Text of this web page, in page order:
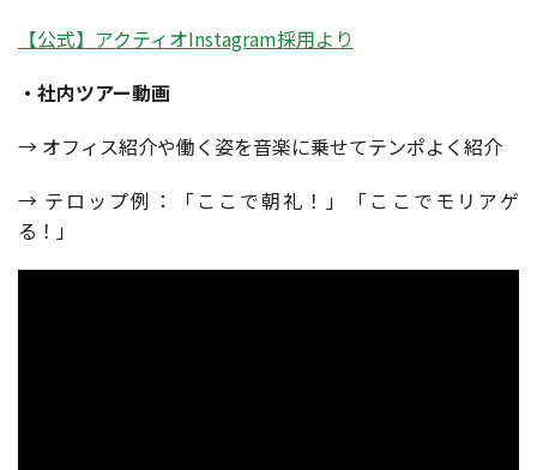
【公式】アクティオInstagram採用より
・社内ツアー動画
→ オフィス紹介や働く姿を音楽に乗せてテンポよく紹介
→ テロップ例：「ここで朝礼！」「ここでモリアゲ
る！」